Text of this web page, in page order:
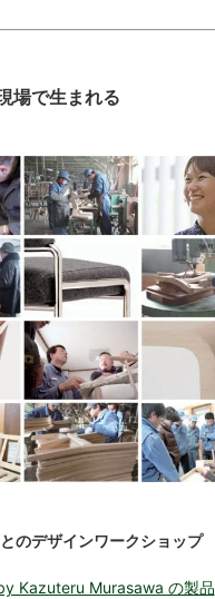
場で生まれる
のデザインワークショップ
Kazuteru Murasawa の製品